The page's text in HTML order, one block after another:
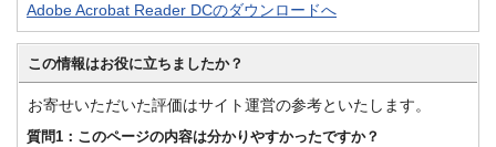
Adobe Acrobat Reader DCのダウンロードへ
この情報はお役に立ちましたか？
お寄せいただいた評価はサイト運営の参考といたします。
質問1：このページの内容は分かりやすかったですか？